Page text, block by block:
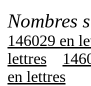
Nombres
146029 en
lettres
en lettres